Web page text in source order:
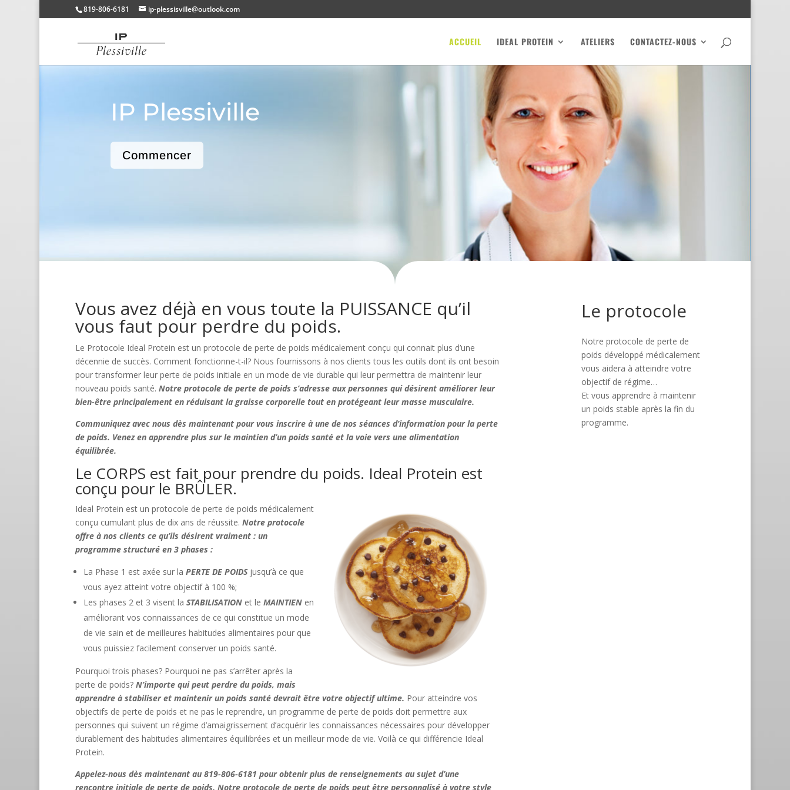
819-806-6181 ip-plessisville@outlook.com
ACCUEIL IDEAL PROTEIN ATELIERS CONTACTEZ-NOUS
IP Plessiville
Commencer
Vous avez déjà en vous toute la PUISSANCE qu’il
vous faut pour perdre du poids.
Le Protocole Ideal Protein est un protocole de perte de poids médicalement conçu qui connait plus d’une
décennie de succès. Comment fonctionne-t-il? Nous fournissons à nos clients tous les outils dont ils ont besoin
pour transformer leur perte de poids initiale en un mode de vie durable qui leur permettra de maintenir leur
nouveau poids santé. Notre protocole de perte de poids s’adresse aux personnes qui désirent améliorer leur
bien-être principalement en réduisant la graisse corporelle tout en protégeant leur masse musculaire.
Communiquez avec nous dès maintenant pour vous inscrire à une de nos séances d’information pour la perte
de poids. Venez en apprendre plus sur le maintien d’un poids santé et la voie vers une alimentation
équilibrée.
Le CORPS est fait pour prendre du poids. Ideal Protein est
conçu pour le BRÛLER.
Ideal Protein est un protocole de perte de poids médicalement
conçu cumulant plus de dix ans de réussite. Notre protocole
offre à nos clients ce qu’ils désirent vraiment : un
programme structuré en 3 phases :
La Phase 1 est axée sur la PERTE DE POIDSjusqu’à ce que
vous ayez atteint votre objectif à 100 %;
Les phases 2 et 3 visent la STABILISATIONet le MAINTIENen
améliorant vos connaissances de ce qui constitue un mode
de vie sain et de meilleures habitudes alimentaires pour que
vous puissiez facilement conserver un poids santé.
Pourquoi trois phases? Pourquoi ne pas s’arrêter après la
perte de poids? N’importe qui peut perdre du poids, mais
apprendre à stabiliser et maintenir un poids santé devrait être votre objectif ultime. Pour atteindre vos
objectifs de perte de poids et ne pas le reprendre, un programme de perte de poids doit permettre aux
personnes qui suivent un régime d’amaigrissement d’acquérir les connaissances nécessaires pour développer
durablement des habitudes alimentaires équilibrées et un meilleur mode de vie. Voilà ce qui différencie Ideal
Protein.
Appelez-nous dès maintenant au 819-806-6181 pour obtenir plus de renseignements au sujet d’une
rencontre initiale de perte de poids. Notre protocole de perte de poids peut être personnalisé à votre style
Le protocole
Notre protocole de perte de
poids développé médicalement
vous aidera à atteindre votre
objectif de régime…
Et vous apprendre à maintenir
un poids stable après la fin du
programme.